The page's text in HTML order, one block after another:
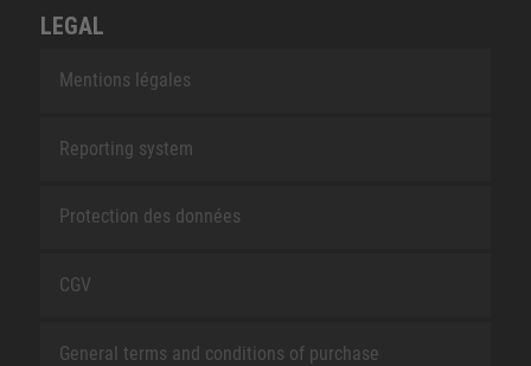
LEGAL
Mentions légales
Reporting system
Protection des données
CGV
General terms and conditions of purchase